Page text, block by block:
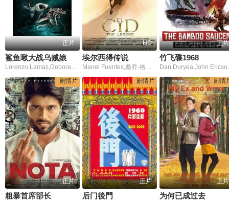
正片
鲨鱼啾大战乌贼娘
Lorenzo,Lamas,Deborah,Gibson,Sean,Lawlor,Jonathan,Nation,洛伦佐·拉,黛伯拉·吉,辛·劳洛,德博拉·吉
HD
埃尔西得传说
Manel Fuentes,桑乔·格拉西亚,Carlos Latre,洛莱斯·莱昂,Molly Malcolm,娜塔丽娅·沃拜克
正片
竹飞碟1968
Dan
剧情片
正片
粗暴首席部长
剧情片
正片
后门後門
剧情
正片
为何已成过去